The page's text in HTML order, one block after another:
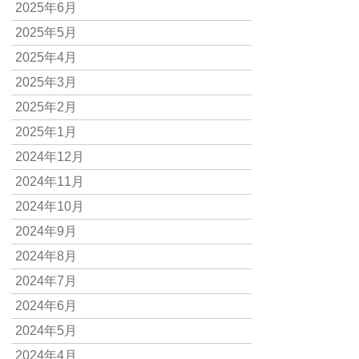
2025年6月
2025年5月
2025年4月
2025年3月
2025年2月
2025年1月
2024年12月
2024年11月
2024年10月
2024年9月
2024年8月
2024年7月
2024年6月
2024年5月
2024年4月